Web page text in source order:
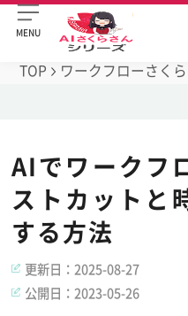
MENU
TOP ワークフローさく
AIでワークフ
ストカットと
する方法
更新日：2025-08-27
公開日：2023-05-26